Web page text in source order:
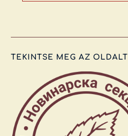
TEKINTSE MEG AZ OLDALT